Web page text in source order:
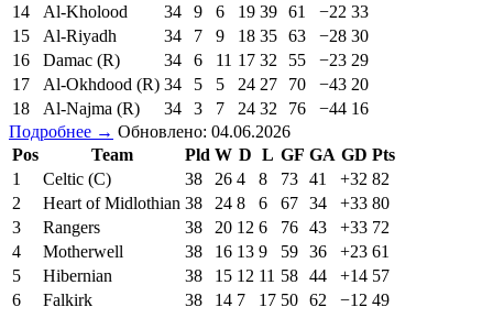
14
Al-Kholood 34 9 6 19 39 61 −22 33
15
Al-Riyadh 34 7 9 18 35 63 −28 30
16
Damac (R) 34 6 11 17 32 55 −23 29
17
Al-Okhdood (R) 34 5 5 24 27 70 −43 20
18
Al-Najma (R) 34 3 7 24 32 76 −44 16
Подробнее → Обновлено: 04.06.2026
Pos
Team Pld W D L GF GA GD Pts
1
Celtic (C) 38 26 4 8 73 41 +32 82
2
Heart of Midlothian 38 24 8 6 67 34 +33 80
3
Rangers 38 20 12 6 76 43 +33 72
4
Motherwell 38 16 13 9 59 36 +23 61
5
Hibernian 38 15 12 11 58 44 +14 57
6
Falkirk 38 14 7 17 50 62 −12 49